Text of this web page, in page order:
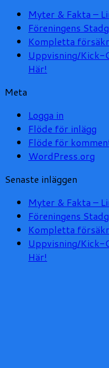
Myter & Fakta –
Föreningens
Kompletta
Uppvisning/
Här!
Meta
Logga in
Flöde för inlägg
Flöde för
WordPress.org
Senaste inläggen
Myter & Fakta –
Föreningens
Kompletta
Uppvisning/
Här!